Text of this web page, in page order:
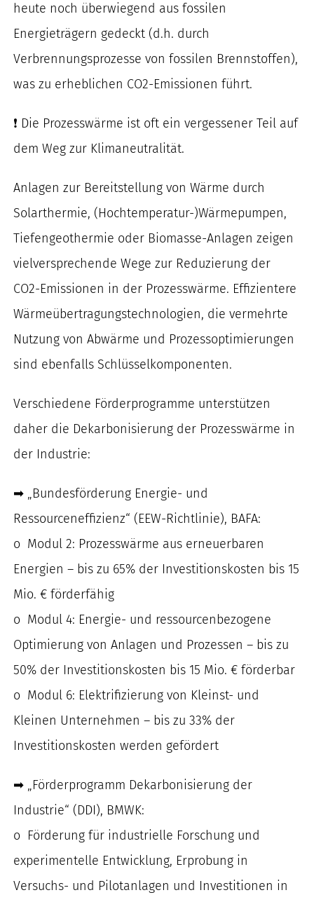
heute noch überwiegend aus fossilen
Energieträgern gedeckt (d.h. durch
Verbrennungsprozesse von fossilen Brennstoffen),
was zu erheblichen CO2-Emissionen führt.
❗ Die Prozesswärme ist oft ein vergessener Teil auf
dem Weg zur Klimaneutralität.
Anlagen zur Bereitstellung von Wärme durch
Solarthermie, (Hochtemperatur-)Wärmepumpen,
Tiefengeothermie oder Biomasse-Anlagen zeigen
vielversprechende Wege zur Reduzierung der
CO2-Emissionen in der Prozesswärme. Effizientere
Wärmeübertragungstechnologien, die vermehrte
Nutzung von Abwärme und Prozessoptimierungen
sind ebenfalls Schlüsselkomponenten.
Verschiedene Förderprogramme unterstützen
daher die Dekarbonisierung der Prozesswärme in
der Industrie:
➡ „Bundesförderung Energie- und
Ressourceneffizienz“ (EEW-Richtlinie), BAFA:
o Modul 2: Prozesswärme aus erneuerbaren
Energien – bis zu 65% der Investitionskosten bis 15
Mio. € förderfähig
o Modul 4: Energie- und ressourcenbezogene
Optimierung von Anlagen und Prozessen – bis zu
50% der Investitionskosten bis 15 Mio. € förderbar
o Modul 6: Elektrifizierung von Kleinst- und
Kleinen Unternehmen – bis zu 33% der
Investitionskosten werden gefördert
➡ „Förderprogramm Dekarbonisierung der
Industrie“ (DDI), BMWK:
o Förderung für industrielle Forschung und
experimentelle Entwicklung, Erprobung in
Versuchs- und Pilotanlagen und Investitionen in